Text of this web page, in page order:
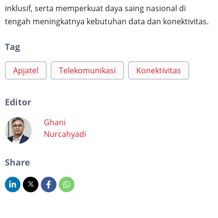
inklusif, serta memperkuat daya saing nasional di
tengah meningkatnya kebutuhan data dan konektivitas.
Tag
Apjatel Telekomunikasi Konektivitas
Editor
Ghani
Nurcahyadi
Share